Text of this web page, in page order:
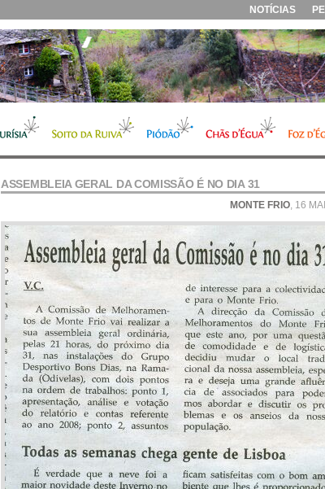
NOTÍCIAS
ASSEMBLEIA GERAL DA COMISSÃO É NO DIA 31
MONTE FRIO, 16